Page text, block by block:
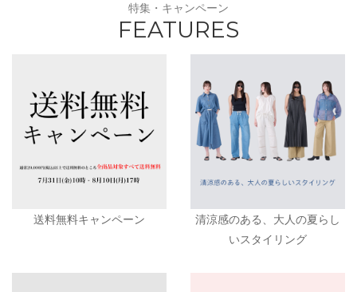
特集・キャンペーン
FEATURES
送料無料キャンペーン
清涼感のある、大人の夏らし
いスタイリング